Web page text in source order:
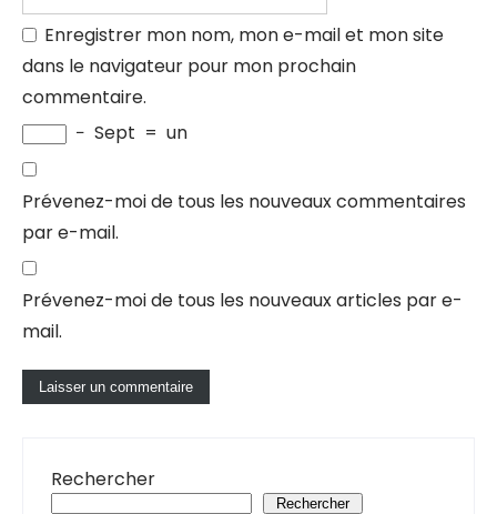
Enregistrer mon nom, mon e-mail et mon site
dans le navigateur pour mon prochain
commentaire.
− Sept = un
Prévenez-moi de tous les nouveaux commentaires
par e-mail.
Prévenez-moi de tous les nouveaux articles par e-
mail.
Rechercher
Rechercher